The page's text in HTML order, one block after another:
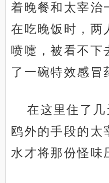
着晚餐和太宰治
在吃晚饭时，两
喷嚏，被看不下
了一碗特效感冒
在这里住了
鸥外的手段的太
水才将那份怪味